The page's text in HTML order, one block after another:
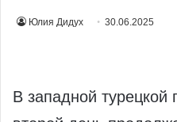
Юлия Дидух 30.06.2025
В западной